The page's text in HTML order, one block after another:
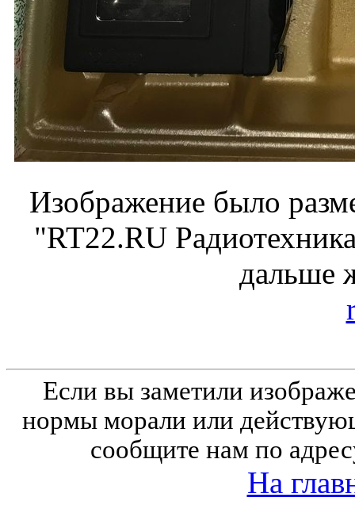
Изображение было
"RT22.RU
дальше
Если вы заметили
нормы морали или
сообщите нам по
На